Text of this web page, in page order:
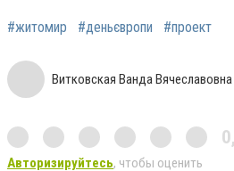
#житомир #деньєвропи #проект
Витковская Ванда Вячеславовна
Авторизируйтесь, чтобы оценить